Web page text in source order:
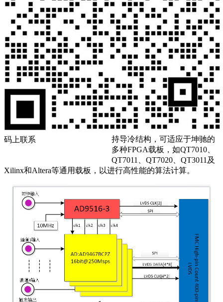
码上联系
模数转换芯片而设计。板卡支
持外部同步/触发输入和输出；
时钟模式支持内部参考时钟、
外部参考/采样时钟输入等多种
模式，时钟选择可通过SPI总线
配置实现。
QT7150板卡的电气与机械设计
依据FMC标准
(ANSI/VITA57.1)，通过一个高
密度连接器（HPC）连接至
FPGA载板。前面I/O装配了7个
SSMC同轴连接器。QT7150支
持导冷结构，可适应于坤驰的
多种FPGA载板，如QT7010、
QT7011、QT7020、QT3011及
Xilinx和Altera等通用载板，以进行高性能的算法计算。